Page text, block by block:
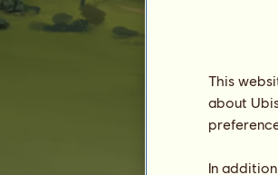
Hest
This
about
In